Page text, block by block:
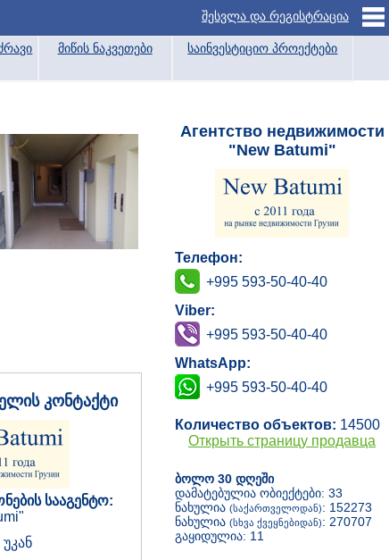
შესვლა და რეგისტრაცია
მიწის ნაკვეთები საინვესტიციო პროექტები
კონტაქტი
სააგენტო:
Агентство недвижимости
"New Batumi"
Телефон:
+995 593-50-40-40
Viber:
+995 593-50-40-40
WhatsApp:
+995 593-50-40-40
Количество объектов: 14500
Открыть страницу продавца
ბოლო 30 დღეში
დამატებულია ობიექტები: 33
ნახულია (საქართველოდან): 152273
ნახულია (სხვა ქვეყნებიდან): 270707
გაყიდულია: 11